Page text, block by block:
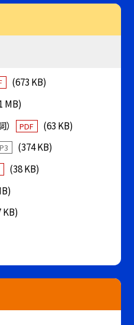
(673 KB)
MB)
PDF
(63 KB)
(374 KB)
(38 KB)
KB)